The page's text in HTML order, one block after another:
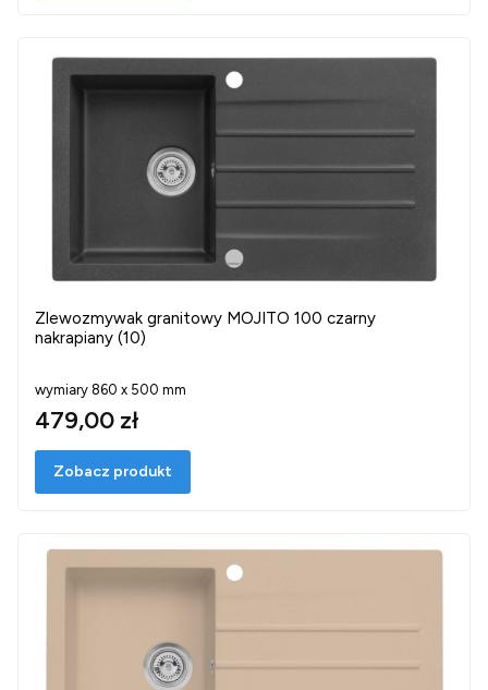
Zlewozmywak granitowy MOJITO 100 czarny
nakrapiany (10)
wymiary 860 x 500 mm
479,00 zł
Zobacz produkt